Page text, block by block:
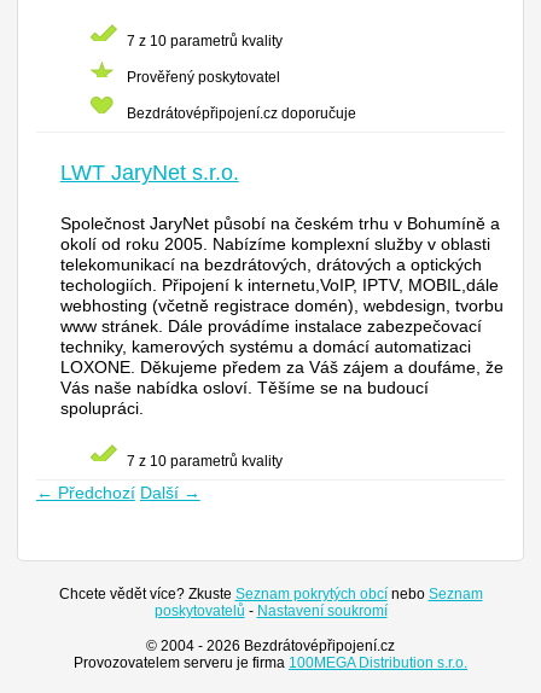
7 z 10 parametrů kvality
Prověřený poskytovatel
Bezdrátovépřipojení.cz doporučuje
LWT JaryNet s.r.o.
Společnost JaryNet působí na českém trhu v Bohumíně a
okolí od roku 2005. Nabízíme komplexní služby v oblasti
telekomunikací na bezdrátových, drátových a optických
techologiích. Připojení k internetu,VoIP, IPTV, MOBIL,dále
webhosting (včetně registrace domén), webdesign, tvorbu
www stránek. Dále provádíme instalace zabezpečovací
techniky, kamerových systému a domácí automatizaci
LOXONE. Děkujeme předem za Váš zájem a doufáme, že
Vás naše nabídka osloví. Těšíme se na budoucí
spolupráci.
7 z 10 parametrů kvality
← Předchozí Další →
Chcete vědět více? Zkuste Seznam pokrytých obcínebo Seznam
poskytovatelů - Nastavení soukromí
© 2004 - 2026 Bezdrátovépřipojení.cz
Provozovatelem serveru je firma 100MEGA Distribution s.r.o.